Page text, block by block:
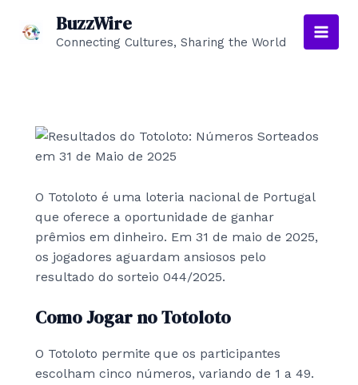
BuzzWire
Connecting Cultures, Sharing the World
Main
O Totoloto é uma loteria nacional de Portugal
que oferece a oportunidade de ganhar
prêmios em dinheiro. Em 31 de maio de 2025,
os jogadores aguardam ansiosos pelo
resultado do sorteio 044/2025.
Como Jogar no Totoloto
O Totoloto permite que os participantes
escolham cinco números, variando de 1 a 49.